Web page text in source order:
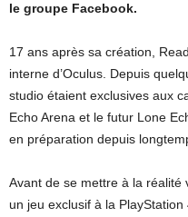
le groupe Facebook.
17 ans après sa création,
interne d’Oculus. Depuis
studio étaient exclusives aux
Echo Arena et le futur Lone
en préparation depuis
Avant de se mettre à la réalité
un jeu exclusif à la